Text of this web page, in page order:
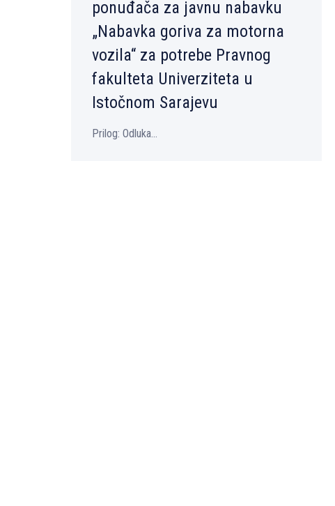
ponuđača za javnu nabavku
„Nabavka goriva za motorna
vozila“ za potrebe Pravnog
fakulteta Univerziteta u
Istočnom Sarajevu
Prilog: Odluka...